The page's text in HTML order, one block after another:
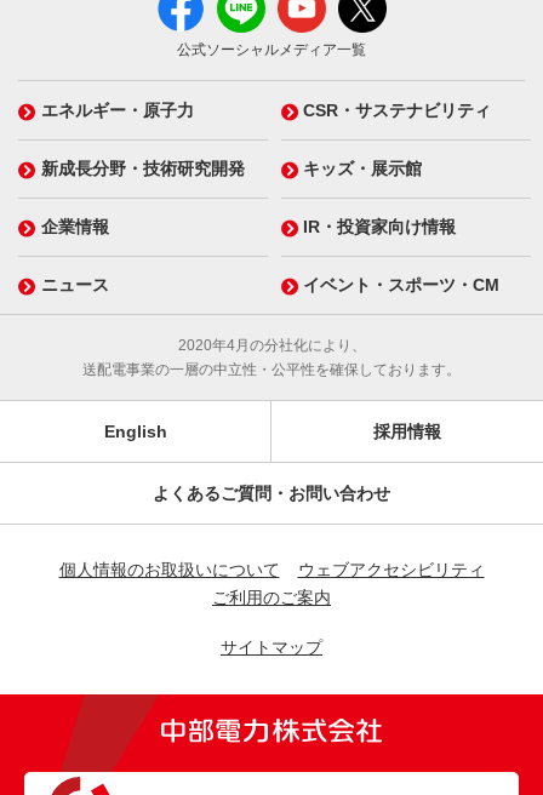
公式ソーシャルメディア一覧
エネルギー・原子力 CSR・サステナビリティ
新成長分野・技術研究開発 キッズ・展示館
企業情報 IR・投資家向け情報
ニュース イベント・スポーツ・CM
2020年4月の分社化により、
送配電事業の一層の中立性・公平性を確保しております。
English 採用情報
よくあるご質問・お問い合わせ
個人情報のお取扱いについて
ウェブアクセシビリティ
ご利用のご案内
サイトマップ